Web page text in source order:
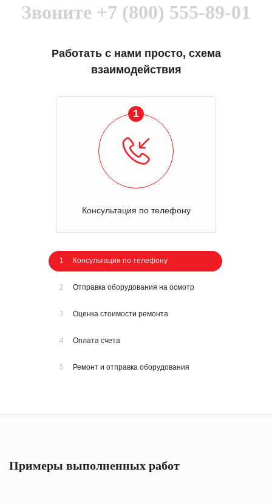
Звоните +7 (800) 555-89-01
Работать с нами просто, схема
взаимодействия
1
Консультация по телефону
1 Консультация по телефону
2 Отправка оборудования на осмотр
3 Оценка стоимости ремонта
4 Оплата счета
5 Ремонт и отправка оборудования
Примеры выполненных работ